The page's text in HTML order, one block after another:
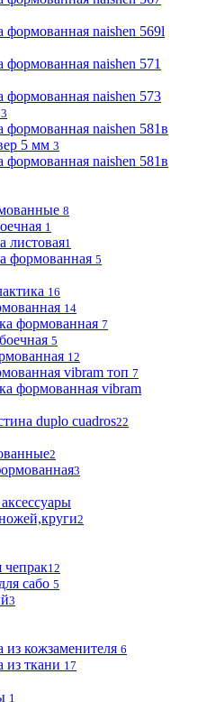
формованная naishen 569l
naishen 571
формованная naishen 573
3
формованная naishen 581в
5 мм 3
формованная naishen 581в
8
1
листовая1
формованная 5
16
14
формованная 7
5
12
vibram топ 7
формованная vibram
duplo cuadros22
2
3
2
чепрак12
сабо 5
3
из кожзаменителя 6
из ткани 17
1